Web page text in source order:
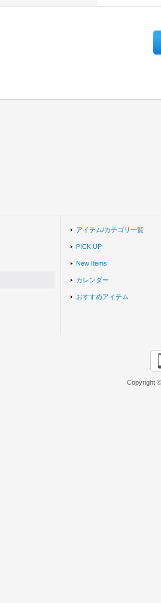
アイテム/カテゴリ一覧
PICK UP
New Items
カレンダー
おすすめアイテム
Copyright